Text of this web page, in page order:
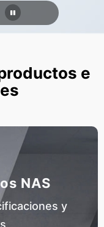
e
NAS
y